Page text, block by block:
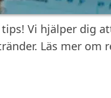
Vi hjälper dig
Läs mer om